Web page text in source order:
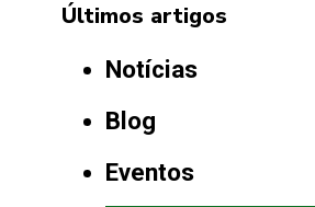
Últimos artigos
Notícias
Blog
Eventos